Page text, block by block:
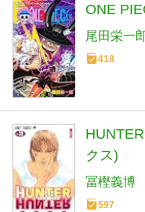
ONE
尾田栄一
418
クス)
冨樫義博
597